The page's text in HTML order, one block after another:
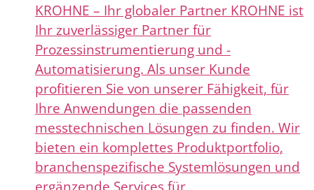
KROHNE – Ihr globaler Partner KROHNE ist
Ihr zuverlässiger Partner für
Prozessinstrumentierung und -
Automatisierung. Als unser Kunde
profitieren Sie von unserer Fähigkeit, für
Ihre Anwendungen die passenden
messtechnischen Lösungen zu finden. Wir
bieten ein komplettes Produktportfolio,
branchenspezifische Systemlösungen und